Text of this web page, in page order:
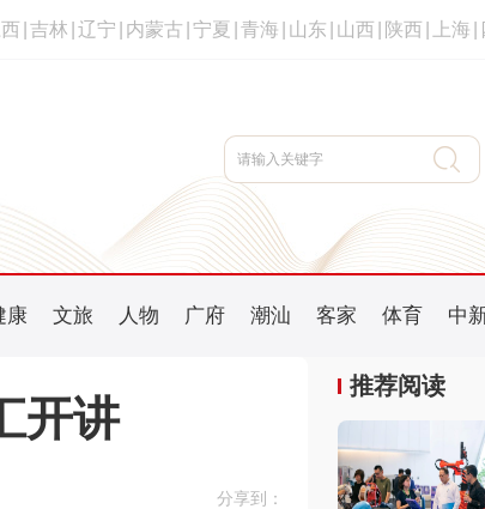
吉林 辽宁 内蒙古 宁夏 青海 山东 山西 陕西 上海
康 文旅 人物 广府 潮汕 客家 体育 中
开讲
分享到：
推荐阅读